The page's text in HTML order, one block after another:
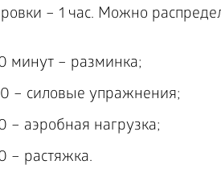
– 1 час. Можно
минут – разминка;
– силовые упражнения;
– аэробная нагрузка;
– растяжка.